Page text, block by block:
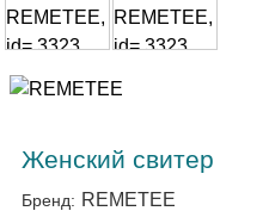
Женский свитер
Бренд: REMETEE